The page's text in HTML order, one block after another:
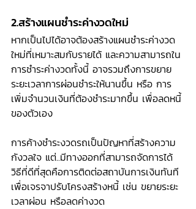
2.สร้างแผนชำระค่างวดใหม่
หากเป็นไปได้อาจต้องสร้างแผนชำระค่างวด
ใหม่ที่เหมาะสมกับรายได้ และความสามารถใน
การชำระค่างวดทั้งนี้ อาจรวมถึงการขยาย
ระยะเวลาการผ่อนชำระให้นานขึ้น หรือ การ
เพิ่มจำนวนเงินที่ต้องชำระมากขึ้น เพื่อลดหนี้
ของตัวเอง
การค้างชำระงวดรถเป็นปัญหาที่สร้างความ
กังวลใจ แต่..มีทางออกที่สามารถจัดการได้
วิธีที่ดีที่สุดคือการติดต่อสถาบันการเงินทันที
เพื่อเจรจาปรับโครงสร้างหนี้ เช่น ขยายระยะ
เวลาผ่อน หรือลดค่างวด